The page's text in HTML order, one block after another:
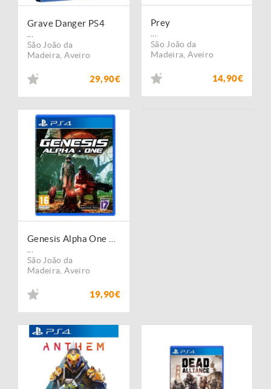
Grave Danger PS4
São João da
Madeira ,Aveiro
29,90€
Prey
São João da
Madeira ,Aveiro
14,90€
São João da
Madeira ,Aveiro
19,90€